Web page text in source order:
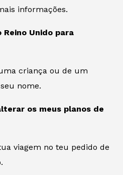
informações.
Reino Unido para
criança ou de um
nome.
os meus planos de
viagem no teu pedido de